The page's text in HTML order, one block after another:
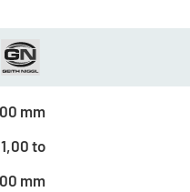
mm
1,00 to
mm
ab 4 Tagen
ab 10 Tagen